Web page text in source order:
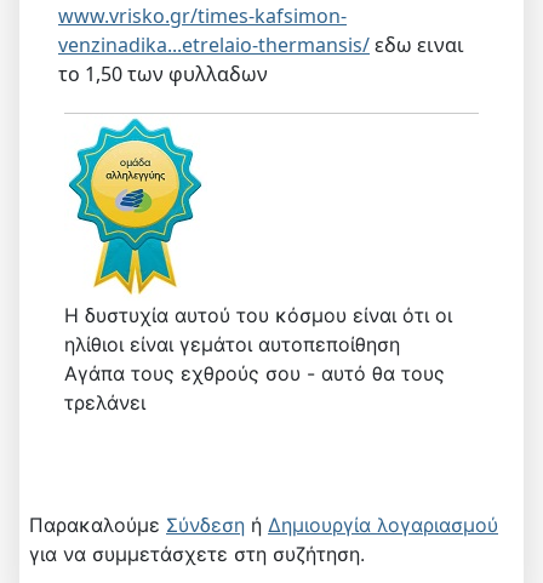
www.vrisko.gr/times-kafsimon-
venzinadika...etrelaio-thermansis/εδω ειναι
το 1,50 των φυλλαδων
Η δυστυχία αυτού του κόσμου είναι ότι οι
ηλίθιοι είναι γεμάτοι αυτοπεποίθηση
Αγάπα τους εχθρούς σου - αυτό θα τους
τρελάνει
Παρακαλούμε Σύνδεση ή Δημιουργία λογαριασμού
για να συμμετάσχετε στη συζήτηση.